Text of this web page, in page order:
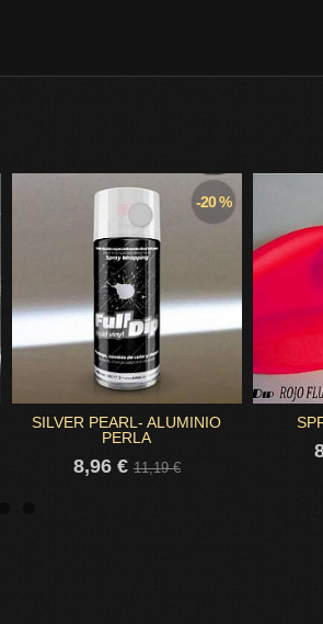
-20 %
SILVER PEARL- ALUMINIO
PERLA
8,96 € 11,19 €